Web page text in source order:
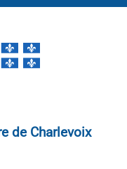
de Charlevoix